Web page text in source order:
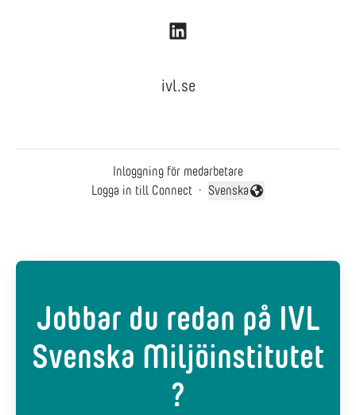
ivl.se
Inloggning för medarbetare
Logga in till Connect ·
Byt språk
Svenska
Jobbar du redan på IVL
Svenska Miljöinstitutet
?